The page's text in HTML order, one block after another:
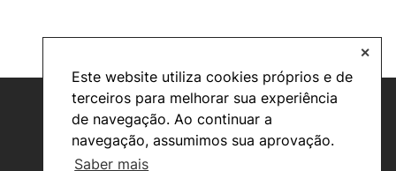
Este website utiliza cookies próprios e de
terceiros para melhorar sua experiência
de navegação. Ao continuar a
navegação, assumimos sua aprovação.
Saber mais
✕